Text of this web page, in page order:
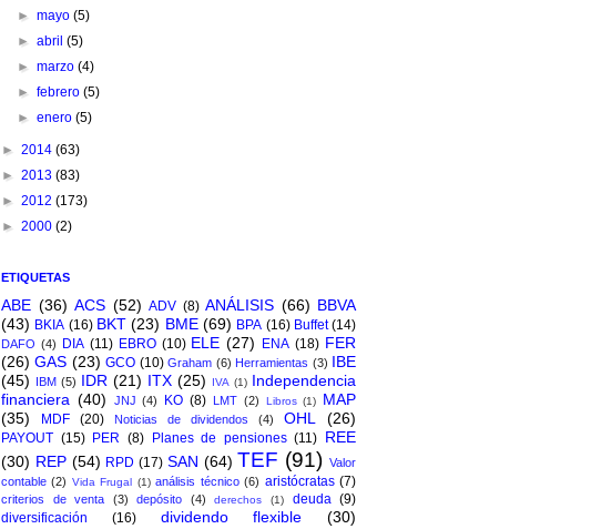
►mayo(5)
►abril(5)
►marzo(4)
►febrero(5)
►enero(5)
► 2014 (63)
► 2013 (83)
► 2012 (173)
► 2000 (2)
ETIQUETAS
ABE (36) ACS (52) ADV (8) ANÁLISIS (66) BBVA
(43) BKIA (16) BKT (23) BME (69) BPA (16) Buffet (14)
DAFO (4) DIA (11) EBRO (10) ELE (27) ENA (18) FER
(26) GAS (23) GCO (10) Graham (6) Herramientas (3) IBE
(45) IBM (5) IDR (21) ITX (25) IVA (1) Independencia
financiera (40) JNJ (4) KO (8) LMT (2) Libros (1)
MAP
(35)
MDF (20) Noticias de dividendos (4) OHL (26)
PAYOUT (15) PER (8) Planes de pensiones (11) REE
(30) REP (54) RPD (17) SAN (64) TEF (91) Valor
contable (2) Vida Frugal (1) análisis técnico (6) aristócratas (7)
criterios de venta (3) depósito (4) derechos (1) deuda (9)
diversificación
(16) dividendo flexible (30)